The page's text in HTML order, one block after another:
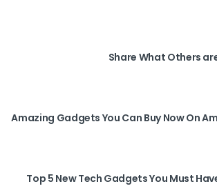
Share What Others
Top 5 New Tech Gadgets You Must